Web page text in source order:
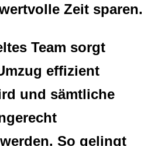
Zeit sparen.
Team sorgt
effizient
und sämtliche
So gelingt